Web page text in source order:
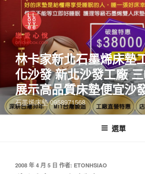
林卡家新北石墨烯床墊
化沙發 新北沙發工廠
展示高品質床墊便宜沙
石墨烯床墊 0958971568
選單
2008 年 4 月 5 日 作者: ETONHSIAO